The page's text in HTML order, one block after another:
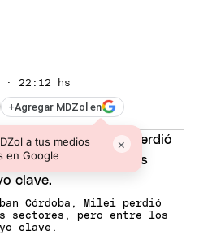
· 22:12 hs
+Agregar MDZol en
a tus medios
en Google
×
Córdoba, Milei perdió
sectores, pero entre los
clave.